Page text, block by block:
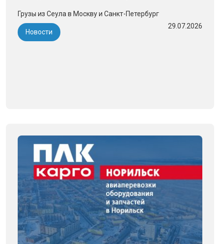
Грузы из Сеула в Москву и Санкт-Петербург
Новости
29.07.2026